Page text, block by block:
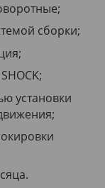
сборки;
установки